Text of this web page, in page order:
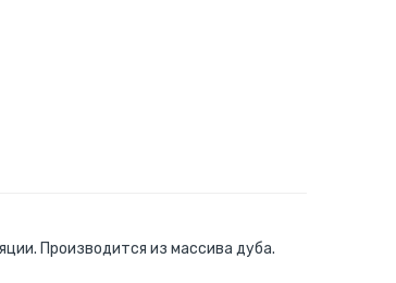
Производится из массива дуба.